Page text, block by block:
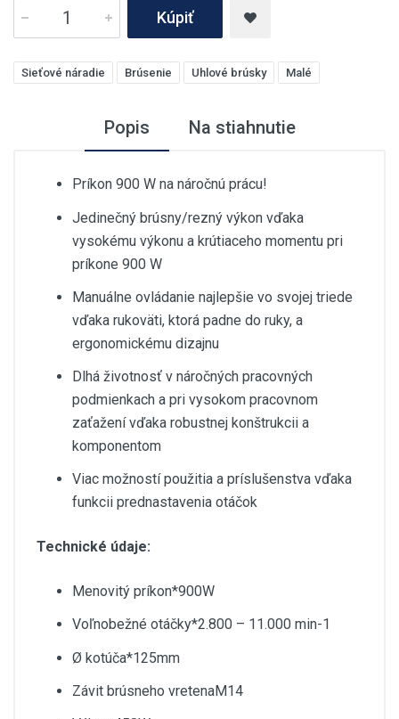
Kúpiť
Sieťové náradie Brúsenie Uhlové brúsky Malé
Popis Na stiahnutie
Príkon 900 W na náročnú prácu!
Jedinečný brúsny/rezný výkon vďaka
vysokému výkonu a krútiaceho momentu pri
príkone 900 W
Manuálne ovládanie najlepšie vo svojej triede
vďaka rukoväti, ktorá padne do ruky, a
ergonomickému dizajnu
Dlhá životnosť v náročných pracovných
podmienkach a pri vysokom pracovnom
zaťažení vďaka robustnej konštrukcii a
komponentom
Viac možností použitia a príslušenstva vďaka
funkcii prednastavenia otáčok
Technické údaje:
Menovitý príkon*900W
Voľnobežné otáčky*2.800 – 11.000 min-1
Ø kotúča*125mm
Závit brúsneho vretenaM14